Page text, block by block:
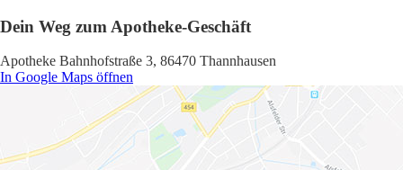
Dein Weg zum Apotheke-Geschäft
Apotheke Bahnhofstraße 3, 86470 Thannhausen
In Google Maps öffnen